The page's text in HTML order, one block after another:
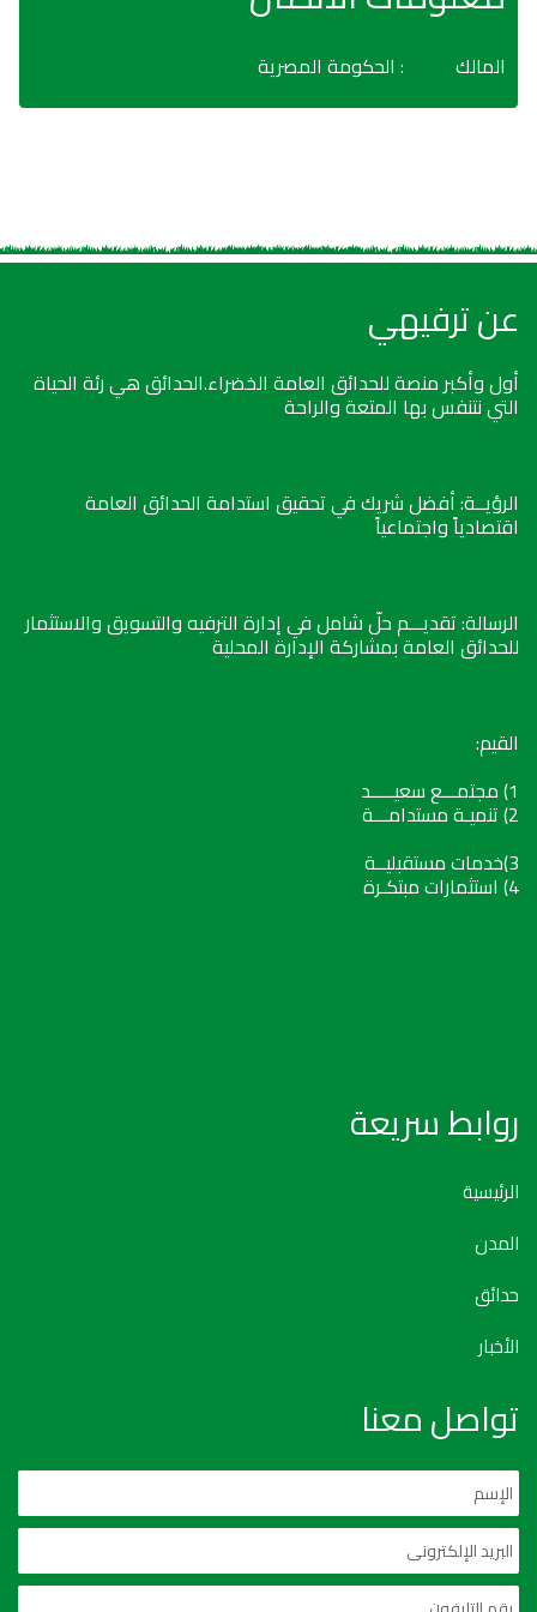
المالك : الحكومة المصرية
عن ترفيهي
أول وأكبر منصة للحدائق العامة الخضراء.الحدائق هي رئة الحياة
التي نتنفس بها المتعة والراحة
الرؤيــة: أفضل شريك في تحقيق استدامة الحدائق العامة
اقتصادياً واجتماعياً
الرسالة: تقديـــم حلّ شامل في إدارة الترفيه والتسويق والاستثمار
للحدائق العامة بمشاركة الإدارة المحلية
القيم:
1) مجتمـــع سعيـــــد
2) تنميـة مستدامـــة
3)خدمات مستقبليــة
4) استثمارات مبتكـرة
روابط سريعة
الرئيسية
المدن
حدائق
الأخبار
تواصل معنا